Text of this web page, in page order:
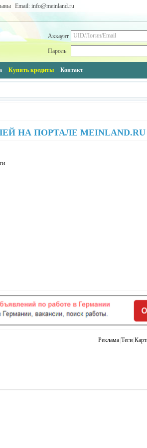
Email: info@meinland.ru
Аккаунт
Пароль
Купить кредиты Контакт
НА ПОРТАЛЕ MEINLAND.RU
Реклама Теги